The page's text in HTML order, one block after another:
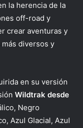
la herencia de la
off-road y
crear aventuras y
diversos y
en su versión
Wildtrak desde
Negro
Azul Glacial, Azul